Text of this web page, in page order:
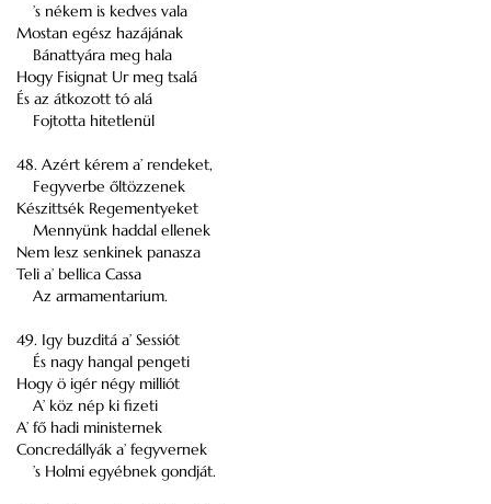
’s nékem is kedves vala
Mostan egész hazájának
Bánattyára meg hala
Hogy Fisignat Ur meg tsalá
És az átkozott tó alá
Fojtotta hitetlenül
48. Azért kérem a’ rendeket,
Fegyverbe őltözzenek
Készittsék Regementyeket
Mennyünk haddal ellenek
Nem lesz senkinek panasza
Teli a’ bellica Cassa
Az armamentarium.
49. Igy buzditá a’ Sessiót
És nagy hangal pengeti
Hogy ö igér négy milliót
A’ köz nép ki fizeti
A’ fő hadi ministernek
Concredállyák a’ fegyvernek
’s Holmi egyébnek gondját.